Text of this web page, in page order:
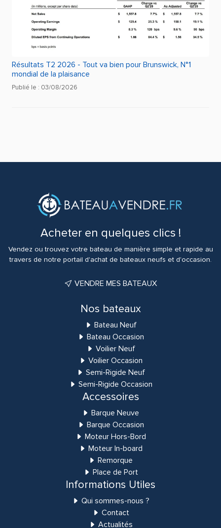
Résultats T2 2026 - Tout va bien pour Brunswick, N°1
mondial de la plaisance
Publié le : 03/08/2026
Acheter en quelques clics !
Vendez ou trouvez votre bateau de manière simple et rapide au
travers de notre portail d'achat de bateaux neufs et d'occasion.
VENDRE MES BATEAUX
Nos bateaux
Bateau Neuf
Bateau Occasion
Voilier Neuf
Voilier Occasion
Semi-Rigide Neuf
Semi-Rigide Occasion
Accessoires
Barque Neuve
Barque Occasion
Moteur Hors-Bord
Moteur In-board
Remorque
Place de Port
Informations Utiles
Qui sommes-nous ?
Contact
Actualités